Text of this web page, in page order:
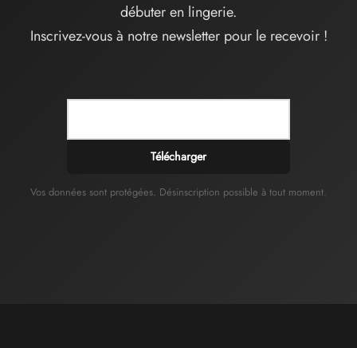
débuter en lingerie.
Inscrivez-vous à notre newsletter pour le recevoir !
Télécharger
Vos données sont protégées. Désinscription possible à tout moment.